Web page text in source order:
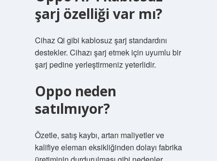
şarj özelliği var mı?
Cihaz Qi gibi kablosuz şarj standardını
destekler. Cihazı şarj etmek için uyumlu bir
şarj pedine yerleştirmeniz yeterlidir.
Oppo neden
satılmıyor?
Özetle, satış kaybı, artan maliyetler ve
kalifiye eleman eksikliğinden dolayı fabrika